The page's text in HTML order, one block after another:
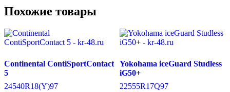
Похожие товары
Continental ContiSportContact
5
24540R18(Y)97
Yokohama iceGuard Studless
iG50+
22555R17Q97